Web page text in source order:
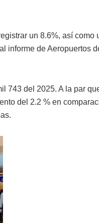
un 8.6%, así como
informe de Aeropuertos
743 del 2025. A la par
del 2.2 % en